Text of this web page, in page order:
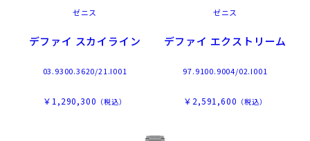
ゼニス
デファイ スカイライン
03.9300.3620/21.I001
￥1,290,300 （税込）
ゼニス
デファイ エクストリーム
97.9100.9004/02.I001
￥2,591,600 （税込）